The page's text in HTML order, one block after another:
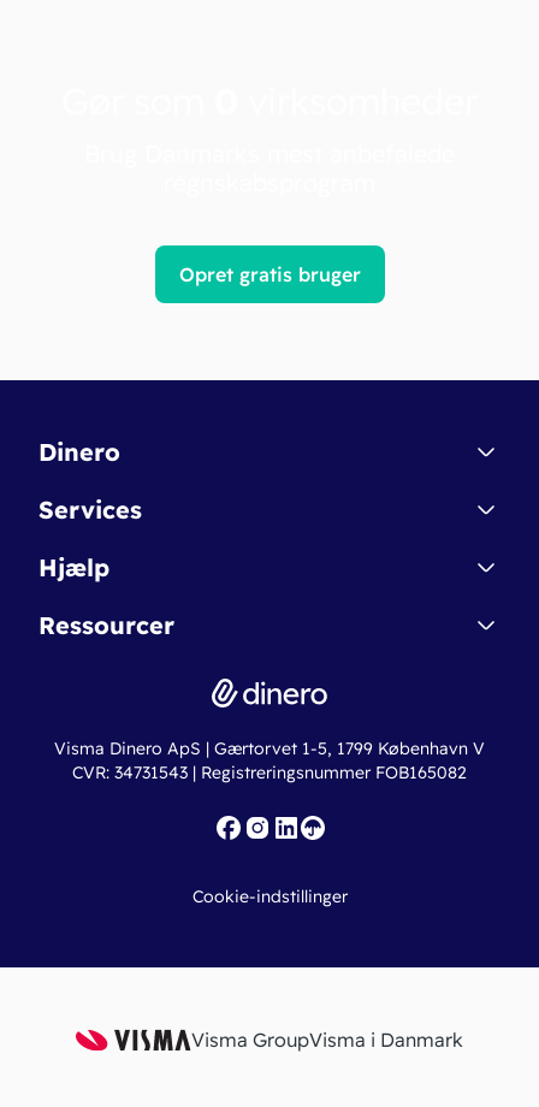
Opret gratis bruger
Dinero
Kontakt
Betingelser & Sikkerhed
Nye funktioner
Services
Dinero Starter
Dinero Pro
Erhvervslån
Fakturaskabeloner
Hjælp
Regnskabsordbogen
Online regnskabskurser
Ressourcer
Ny virksomhed
Iværksætterlegat
Visma Dinero ApS | Gærtorvet 1-5, 1799 København V
CVR: 34731543 | Registreringsnummer FOB165082
Cookie-indstillinger
Visma GroupVisma i Danmark